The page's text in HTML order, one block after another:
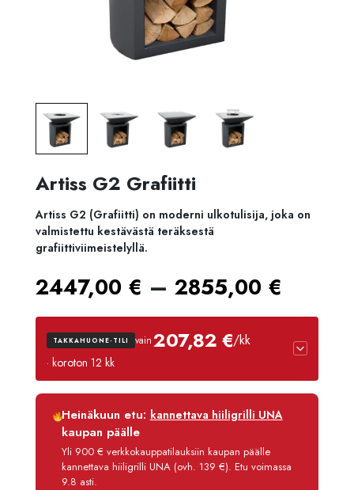
Artiss G2 Grafiitti
Artiss G2 (Grafiitti) on moderni ulkotulisija, joka on
valmistettu kestävästä teräksestä
grafiittiviimeistelyllä.
2447,00 € – 2855,00 €
TAKKAHUONE-TILI vain207,82 €/kk
· koroton 12 kk
Luottoaika
12 kk
Korko
Käsittelymaksu
3,90 €/kk
Maksettava yhteensä
2 493,80 €
Heinäkuun etu: kannettava hiiligrilli UNA
kaupan päälle
Yli 900 € verkkokauppatilauksiin kaupan päälle
kannettava hiiligrilli UNA (ovh. 139 €). Etu voimassa
9.8 asti.